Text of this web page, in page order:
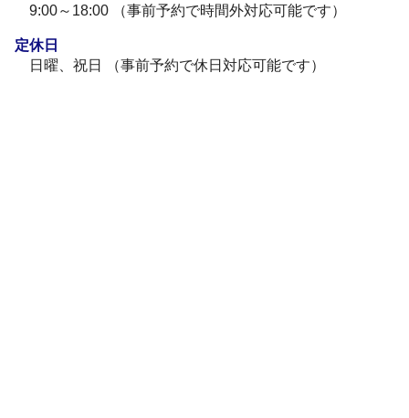
9:00～18:00 （事前予約で時間外対応可能です）
定休日
日曜、祝日 （事前予約で休日対応可能です）